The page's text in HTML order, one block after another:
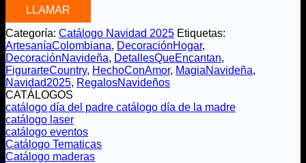
LLAMAR
Categoría: Catálogo Navidad 2025 Etiquetas:
ArtesaníaColombiana, DecoraciónHogar,
DecoraciónNavideña, DetallesQueEncantan,
FigurarteCountry, HechoConAmor, MagiaNavideña,
Navidad2025, RegalosNavideños
CATÁLOGOS
catálogo día del padre catálogo día de la madre
catálogo laser
catálogo eventos
Catálogo Tematicas
Catálogo maderas